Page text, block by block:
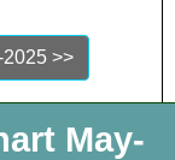
>>
May-